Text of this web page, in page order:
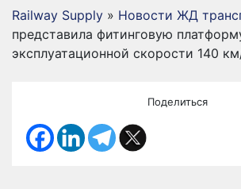
Railway Supply » Новости ЖД
представила фитинговую
эксплуатационной скорости 140
Поделиться